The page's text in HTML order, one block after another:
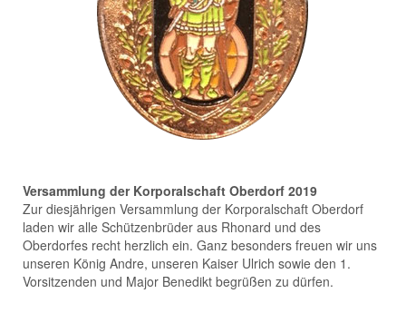
Versammlung der Korporalschaft Oberdorf 2019
Zur diesjährigen Versammlung der Korporalschaft Oberdorf
laden wir alle Schützenbrüder aus Rhonard und des
Oberdorfes recht herzlich ein. Ganz besonders freuen wir uns
unseren König Andre, unseren Kaiser Ulrich sowie den 1.
Vorsitzenden und Major Benedikt begrüßen zu dürfen.